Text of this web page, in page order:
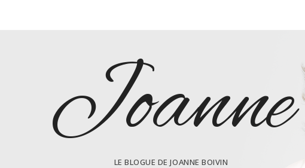
Joanne
LE BLOGUE DE JOANNE BOIVIN